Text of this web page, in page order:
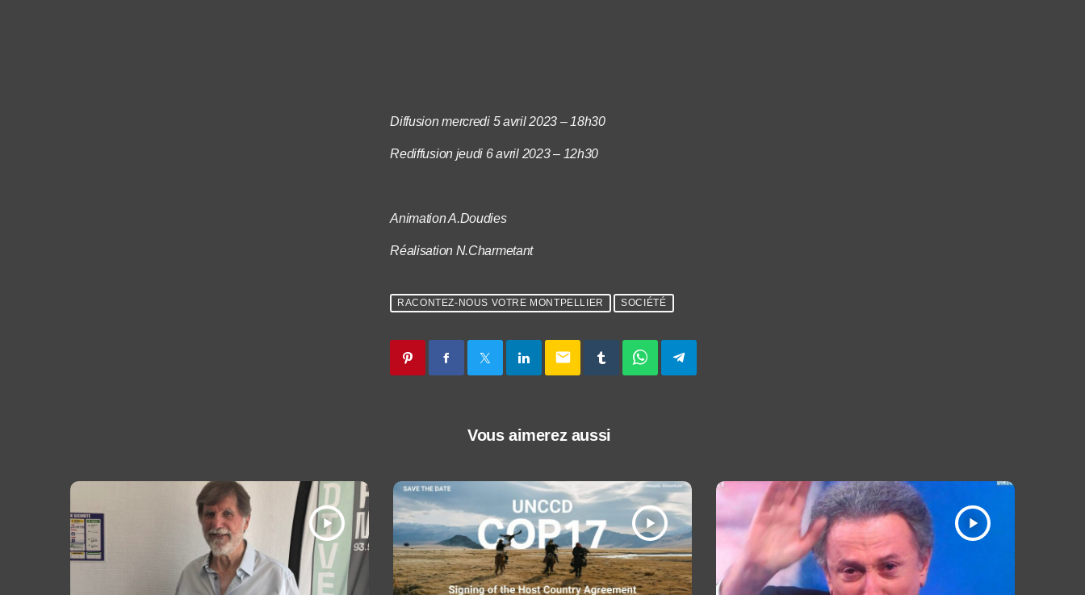
Diffusion mercredi 5 avril 2023 – 18h30
Rediffusion jeudi 6 avril 2023 – 12h30
Animation A.Doudies
Réalisation N.Charmetant
RACONTEZ-NOUS VOTRE MONTPELLIER SOCIÉTÉ
email
Vous aimerez aussi
play_arrow play_arrow play_arrow